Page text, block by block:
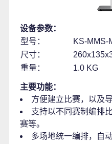
设备参数：
型号：
KS-MMS-
尺寸：
重量：
1.0 KG
主要功能：
方便建立比赛，以及
支持以不同赛制编排
赛等。
多场地统一编排，自